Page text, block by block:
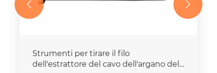
Strumenti per tirare il filo
dell'estrattore del cavo dell'argano del
 